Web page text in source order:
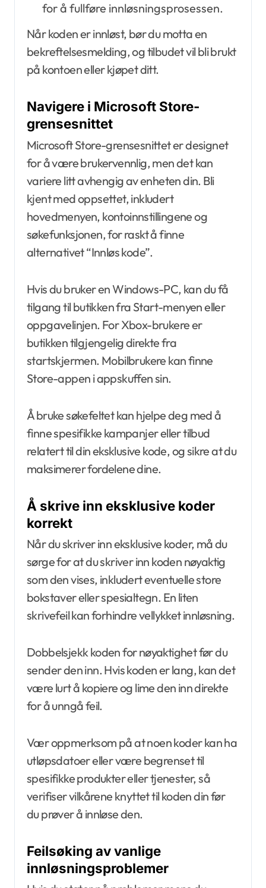
for å fullføre innløsningsprosessen.
Når koden er innløst, bør du motta en
bekreftelsesmelding, og tilbudet vil bli brukt
på kontoen eller kjøpet ditt.
Navigere i Microsoft Store-
grensesnittet
Microsoft Store-grensesnittet er designet
for å være brukervennlig, men det kan
variere litt avhengig av enheten din. Bli
kjent med oppsettet, inkludert
hovedmenyen, kontoinnstillingene og
søkefunksjonen, for raskt å finne
alternativet “Innløs kode”.
Hvis du bruker en Windows-PC, kan du få
tilgang til butikken fra Start-menyen eller
oppgavelinjen. For Xbox-brukere er
butikken tilgjengelig direkte fra
startskjermen. Mobilbrukere kan finne
Store-appen i appskuffen sin.
Å bruke søkefeltet kan hjelpe deg med å
finne spesifikke kampanjer eller tilbud
relatert til din eksklusive kode, og sikre at du
maksimerer fordelene dine.
Å skrive inn eksklusive koder
korrekt
Når du skriver inn eksklusive koder, må du
sørge for at du skriver inn koden nøyaktig
som den vises, inkludert eventuelle store
bokstaver eller spesialtegn. En liten
skrivefeil kan forhindre vellykket innløsning.
Dobbelsjekk koden for nøyaktighet før du
sender den inn. Hvis koden er lang, kan det
være lurt å kopiere og lime den inn direkte
for å unngå feil.
Vær oppmerksom på at noen koder kan ha
utløpsdatoer eller være begrenset til
spesifikke produkter eller tjenester, så
verifiser vilkårene knyttet til koden din før
du prøver å innløse den.
Feilsøking av vanlige
innløsningsproblemer